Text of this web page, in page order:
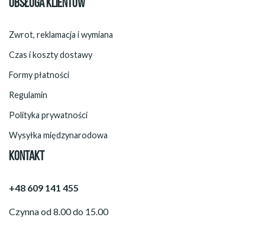
OBSŁUGA KLIENTÓW
Zwrot, reklamacja i wymiana
Czas i koszty dostawy
Formy płatności
Regulamin
Polityka prywatności
Wysyłka międzynarodowa
KONTAKT
+48 609 141 455
Czynna od 8.00 do 15.00